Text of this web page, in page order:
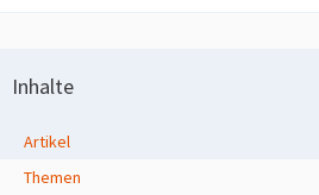
Inhalte
Artikel
Themen